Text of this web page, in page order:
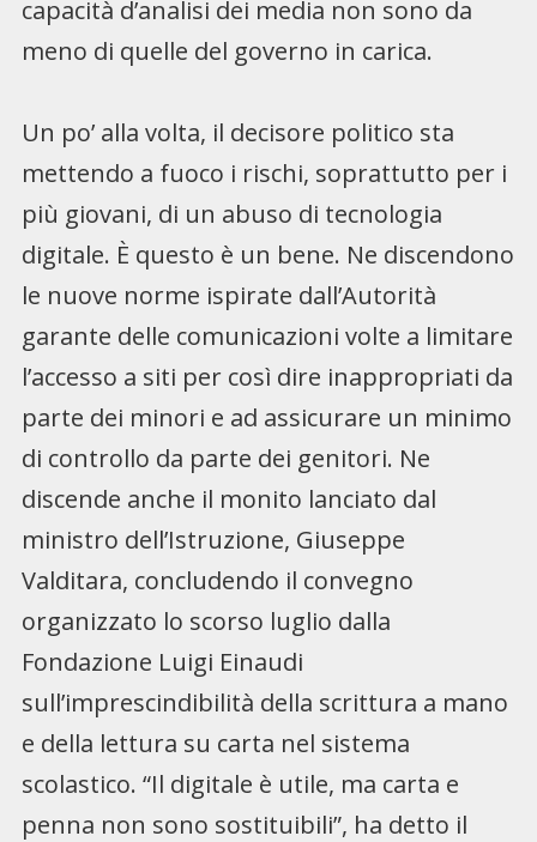
capacità d’analisi dei media non sono da
meno di quelle del governo in carica.
Un po’ alla volta, il decisore politico sta
mettendo a fuoco i rischi, soprattutto per i
più giovani, di un abuso di tecnologia
digitale. È questo è un bene. Ne discendono
le nuove norme ispirate dall’Autorità
garante delle comunicazioni volte a limitare
l’accesso a siti per così dire inappropriati da
parte dei minori e ad assicurare un minimo
di controllo da parte dei genitori. Ne
discende anche il monito lanciato dal
ministro dell’Istruzione, Giuseppe
Valditara, concludendo il convegno
organizzato lo scorso luglio dalla
Fondazione Luigi Einaudi
sull’imprescindibilità della scrittura a mano
e della lettura su carta nel sistema
scolastico. “Il digitale è utile, ma carta e
penna non sono sostituibili”, ha detto il